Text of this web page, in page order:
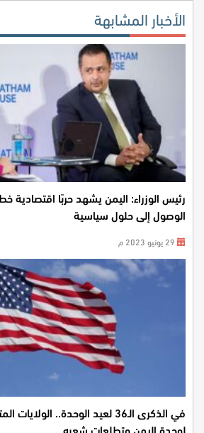
الأخبار المشابهة
رئيس الوزراء: اليمن يشهد حربًا اقتصادية
الوصول إلى حلول سياسية
في الذكرى الـ36 لعيد الوحدة..
لوحدة اليمن وتطلعات شعبه